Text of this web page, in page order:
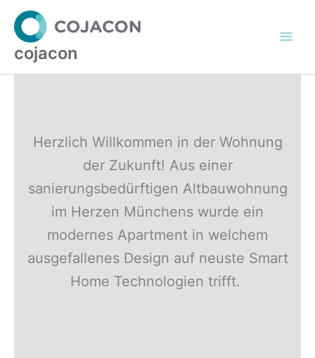
Inhalt
springen
cojacon
Herzlich Willkommen in der Wohnung
der Zukunft! Aus einer
sanierungsbedürftigen Altbauwohnung
im Herzen Münchens wurde ein
modernes Apartment in welchem
ausgefallenes Design auf neuste Smart
Home Technologien trifft.